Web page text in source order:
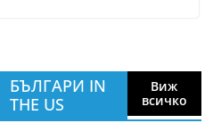
БЪЛГАРИ IN
THE US
Виж
всичко